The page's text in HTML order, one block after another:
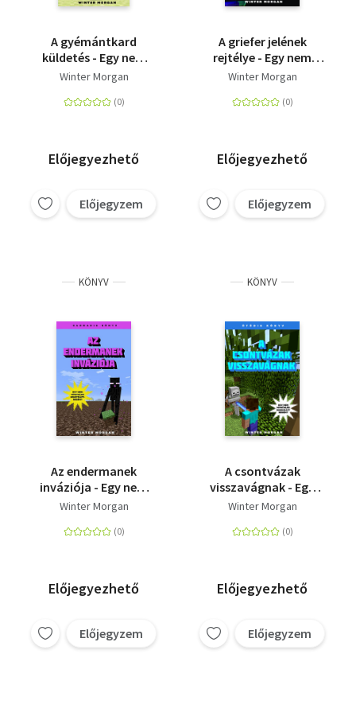
A gyémántkard
küldetés - Egy nem
hivatalos Minecraft
Winter Morgan
Előjegyezhető
Előjegyzem
A griefer jelének
rejtélye - Egy nem
hivatalos Minecraft
Winter Morgan
Előjegyezhető
Előjegyzem
KÖNYV
Az endermanek
inváziója - Egy nem
hivatalos Minecraft
Winter Morgan
Előjegyezhető
Előjegyzem
KÖNYV
A csontvázak
visszavágnak - Egy
nem hivatalos
Winter Morgan
Előjegyezhető
Előjegyzem